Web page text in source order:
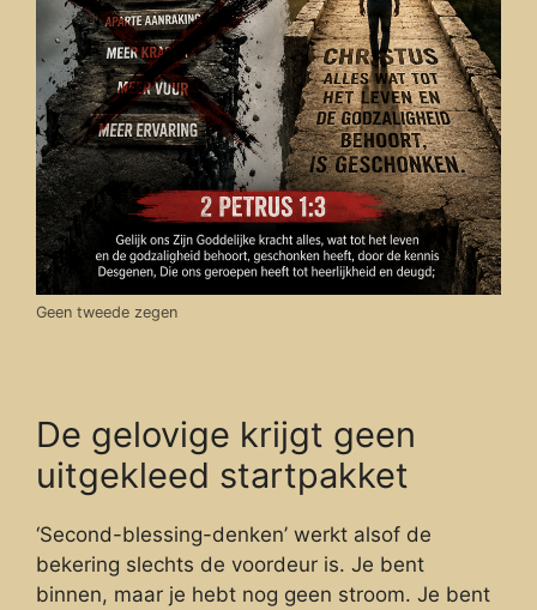
Geen tweede zegen
De gelovige krijgt geen
uitgekleed startpakket
‘Second-blessing-denken’ werkt alsof de
bekering slechts de voordeur is. Je bent
binnen, maar je hebt nog geen stroom. Je bent